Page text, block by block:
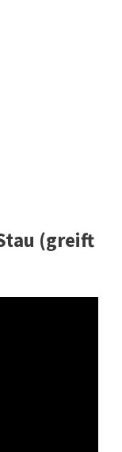
(greift